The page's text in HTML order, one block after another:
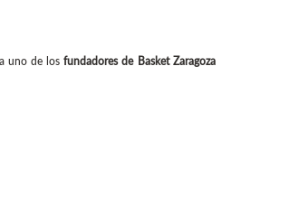
uno de losfundadores de Basket Zaragoza